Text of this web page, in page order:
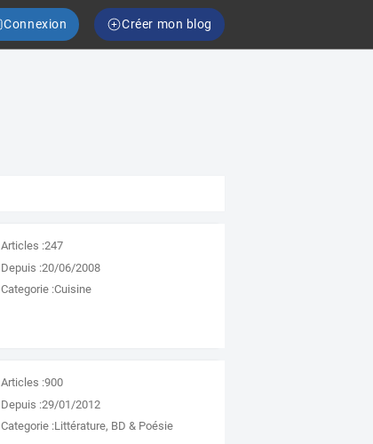
Connexion Créer mon blog
Articles :247
Depuis :20/06/2008
Categorie :Cuisine
Articles :900
Depuis :29/01/2012
Categorie :Littérature, BD & Poésie